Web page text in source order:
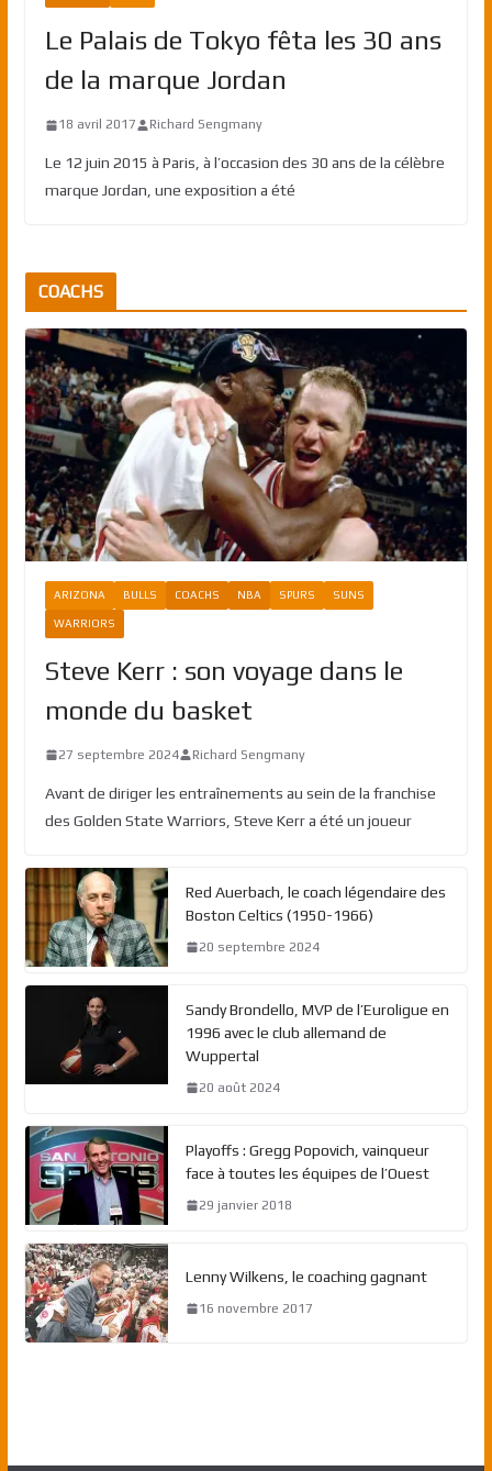
Le Palais de Tokyo fêta les 30 ans
de la marque Jordan
18 avril 2017 Richard Sengmany
Le 12 juin 2015 à Paris, à l’occasion des 30 ans de la célèbre
marque Jordan, une exposition a été
COACHS
ARIZONA BULLS COACHS NBA SPURS SUNS
WARRIORS
Steve Kerr : son voyage dans le
monde du basket
27 septembre 2024 Richard Sengmany
Avant de diriger les entraînements au sein de la franchise
des Golden State Warriors, Steve Kerr a été un joueur
Red Auerbach, le coach légendaire des
Boston Celtics (1950-1966)
20 septembre 2024
Sandy Brondello, MVP de l’Euroligue en
1996 avec le club allemand de
Wuppertal
20 août 2024
Playoffs : Gregg Popovich, vainqueur
face à toutes les équipes de l’Ouest
29 janvier 2018
Lenny Wilkens, le coaching gagnant
16 novembre 2017